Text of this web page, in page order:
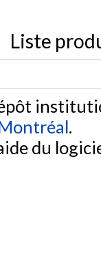
Liste
.
du